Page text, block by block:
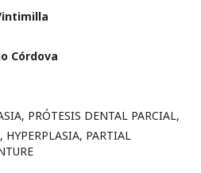
Córdova
PRÓTESIS DENTAL PARCIAL,
HYPERPLASIA, PARTIAL